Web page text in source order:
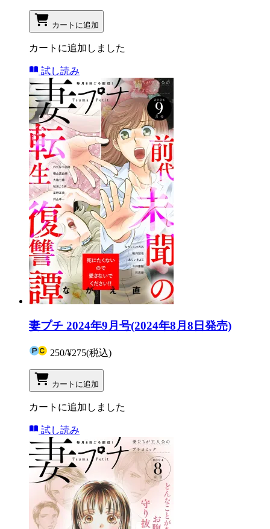
カートに追加
カートに追加しました
試し読み
妻プチ 2024年9月号(2024年8月8日発売)
250/¥275(税込)
カートに追加
カートに追加しました
試し読み